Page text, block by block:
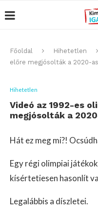
Főoldal Hihetetlen
előre megjósolták a 2020-
Hihetetlen
Videó az 1992-es
megjósolták a
Hát ez meg mi?!
Egy régi olimpiai
kísértetiesen hasonlít
Legalábbis a díszletei.